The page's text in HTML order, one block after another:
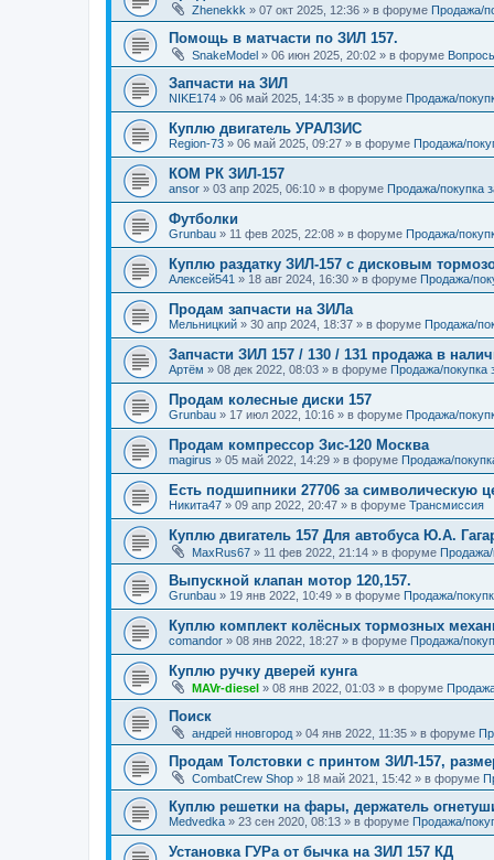
Zhenekkk » 07 окт 2025, 12:36 » в форуме Продажа/
Помощь в матчасти по ЗИЛ 157.
SnakeModel » 06 июн 2025, 20:02 » в форуме
Запчасти на ЗИЛ
NIKE174 » 06 май 2025, 14:35 » в форуме Продажа/
Куплю двигатель УРАЛЗИС
Region-73 » 06 май 2025, 09:27 » в форуме Продажа/
КОМ РК ЗИЛ-157
ansor » 03 апр 2025, 06:10 » в форуме Продажа/покупка
Футболки
Grunbau » 11 фев 2025, 22:08 » в форуме Продажа/
Куплю раздатку ЗИЛ-157 с дисковым
Алексей541 » 18 авг 2024, 16:30 » в форуме Продажа/
Продам запчасти на ЗИЛа
Мельницкий » 30 апр 2024, 18:37 » в форуме Продажа/
Запчасти ЗИЛ 157 / 130 / 131 продажа в
Артём » 08 дек 2022, 08:03 » в форуме Продажа/покупка
Продам колесные диски 157
Grunbau » 17 июл 2022, 10:16 » в форуме Продажа/
Продам компрессор Зис-120 Москва
magirus » 05 май 2022, 14:29 » в форуме Продажа/
Есть подшипники 27706 за символическую
Никита47 » 09 апр 2022, 20:47 » в форуме Трансмиссия
Куплю двигатель 157 Для автобуса Ю.А.
MaxRus67 » 11 фев 2022, 21:14 » в форуме Продажа/
Выпускной клапан мотор 120,157.
Grunbau » 19 янв 2022, 10:49 » в форуме Продажа/
Куплю комплект колёсных тормозных
comandor » 08 янв 2022, 18:27 » в форуме Продажа/
Куплю ручку дверей кунга
MAVr-diesel » 08 янв 2022, 01:03 » в форуме
Поиск
андрей нновгород » 04 янв 2022, 11:35 » в форуме
Продам Толстовки с принтом ЗИЛ-157,
CombatCrew Shop » 18 май 2021, 15:42 » в форуме
Куплю решетки на фары, держатель
Medvedka » 23 сен 2020, 08:13 » в форуме Продажа/
Установка ГУРа от бычка на ЗИЛ 157 КД